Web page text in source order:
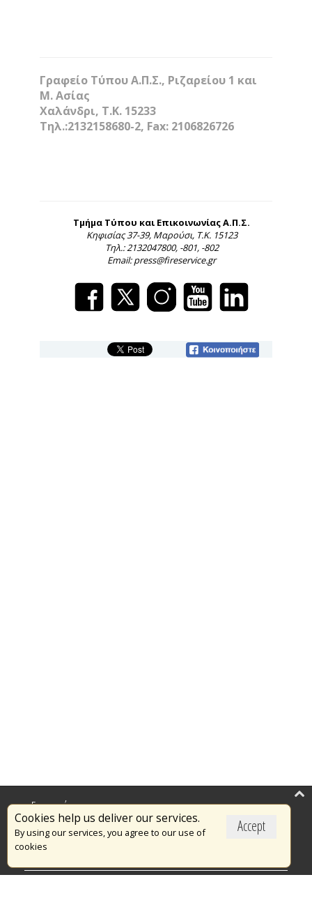
Γραφείο Τύπου Α.Π.Σ., Ριζαρείου 1 και
Μ. Ασίας
Χαλάνδρι, Τ.Κ. 15233
Τηλ.:2132158680-2, Fax: 2106826726
Τμήμα Τύπου και Επικοινωνίας Α.Π.Σ.
Κηφισίας 37-39, Μαρούσι, Τ.Κ. 15123
Τηλ.: 2132047800, -801, -802
Email: press@fireservice.gr
Accept
Cookies help us deliver our services.
By using our services, you agree to our use of
cookies
Επικαιρότητα
Το Πυροσβεστικό Σώμα